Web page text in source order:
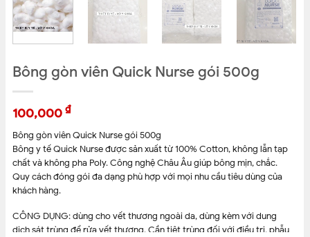
Bông gòn viên Quick Nurse gói 500g
100,000 ₫
Bông gòn viên Quick Nurse gói 500g
Bông y tế Quick Nurse được sản xuất từ 100% Cotton, không lẫn tạp
chất và không pha Poly. Công nghệ Châu Âu giúp bông mịn, chắc.
Quy cách đóng gói đa dạng phù hợp với mọi nhu cầu tiêu dùng của
khách hàng.
CÔNG DỤNG: dùng cho vết thương ngoài da, dùng kèm với dung
dịch sát trùng để rửa vết thương. Cần tiệt trùng đối với điều trị, phẫu